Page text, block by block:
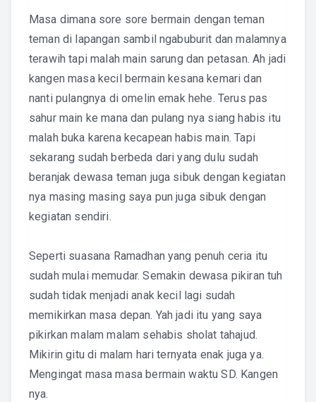
Masa dimana sore sore bermain dengan teman
teman di lapangan sambil ngabuburit dan malamnya
terawih tapi malah main sarung dan petasan. Ah jadi
kangen masa kecil bermain kesana kemari dan
nanti pulangnya di omelin emak hehe. Terus pas
sahur main ke mana dan pulang nya siang habis itu
malah buka karena kecapean habis main. Tapi
sekarang sudah berbeda dari yang dulu sudah
beranjak dewasa teman juga sibuk dengan kegiatan
nya masing masing saya pun juga sibuk dengan
kegiatan sendiri.
Seperti suasana Ramadhan yang penuh ceria itu
sudah mulai memudar. Semakin dewasa pikiran tuh
sudah tidak menjadi anak kecil lagi sudah
memikirkan masa depan. Yah jadi itu yang saya
pikirkan malam malam sehabis sholat tahajud.
Mikirin gitu di malam hari ternyata enak juga ya.
Mengingat masa masa bermain waktu SD. Kangen
nya.